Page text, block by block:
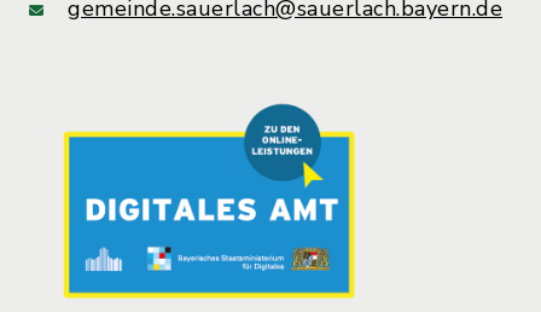
gemeinde.sauerlach@sauerlach.bayern.de